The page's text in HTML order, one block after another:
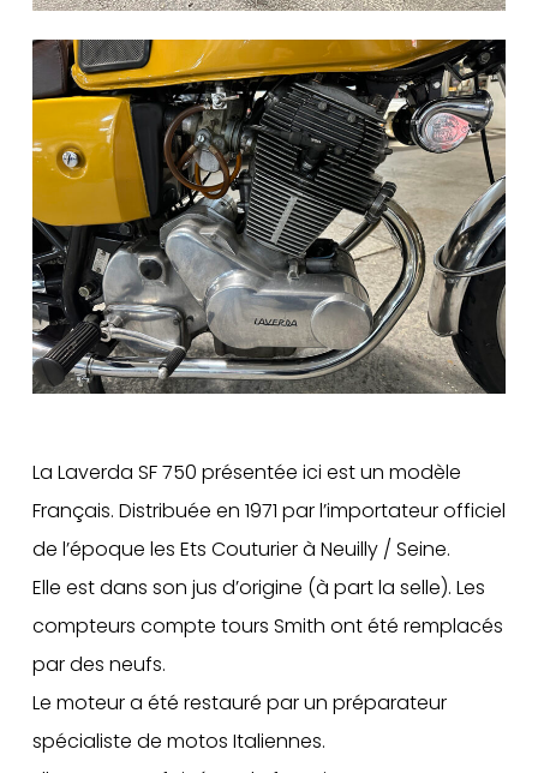
La Laverda SF 750 présentée ici est un modèle
Français. Distribuée en 1971 par l’importateur officiel
de l’époque les Ets Couturier à Neuilly / Seine.
Elle est dans son jus d’origine (à part la selle). Les
compteurs compte tours Smith ont été remplacés
par des neufs.
Le moteur a été restauré par un préparateur
spécialiste de motos Italiennes.